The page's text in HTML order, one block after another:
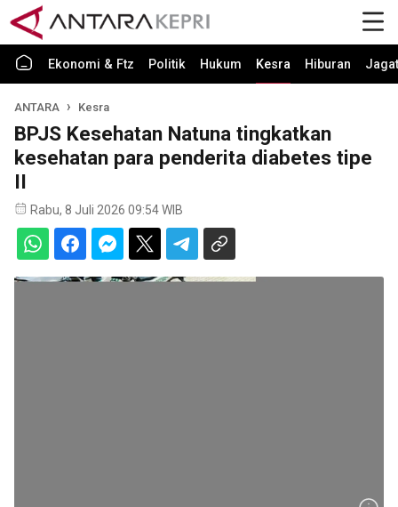
Ekonomi & Ftz Politik Hukum Kesra Hiburan Jagat
ANTARA Kesra
BPJS Kesehatan Natuna tingkatkan
kesehatan para penderita diabetes tipe
II
Rabu, 8 Juli 2026 09:54 WIB